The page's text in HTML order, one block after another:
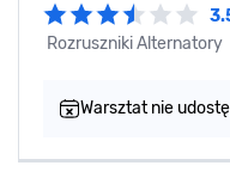
Rozruszniki Alternatory
Warsztat nie